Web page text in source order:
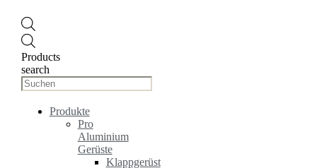
Products
search
Produkte
Pro
Aluminium
Gerüste
Klappgerüst